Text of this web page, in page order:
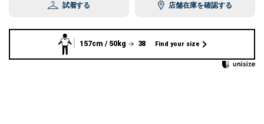
試着する 店舗在庫を確認する
157cm / 50kg 38 Find your size